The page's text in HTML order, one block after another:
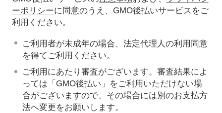
ーポリシーに同意のうえ、GMO後払いサービスをご
利用ください。
ご利用者が未成年の場合、法定代理人の利用同意
を得てご利用ください。
ご利用にあたり審査がございます。審査結果によ
っては「GMO後払い」をご利用いただけない場
合がございますので、その場合には別のお支払方
法へ変更をお願いします。